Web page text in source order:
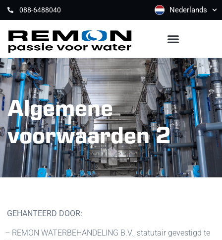
088-6488040 Nederlands
Algemene
voorwaarden 2
GEHANTEERD DOOR:
– REMON WATERBEHANDELING B.V., statutair gevestigd te